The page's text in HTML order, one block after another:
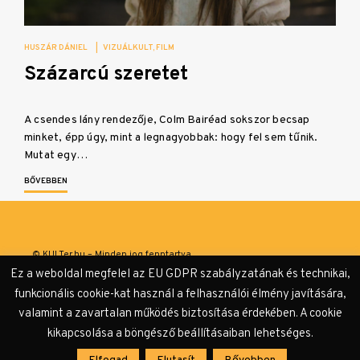
HUSZÁR DÁNIEL VIZUÁLKULT FILM
Százarcú szeretet
A csendes lány rendezője, Colm Bairéad sokszor becsap
minket, épp úgy, mint a legnagyobbak: hogy fel sem tűnik.
Mutat egy…
BŐVEBBEN
© KULTer.hu – Minden jog fenntartva
Adatvédelmi tájékoztató
Ez a weboldal megfelel az EU GDPR szabályzatának és technikai,
funkcionális cookie-kat használ a felhasználói élmény javítására,
valamint a zavartalan működés biztosítása érdekében. A cookie
kikapcsolása a böngésző beállításaiban lehetséges.